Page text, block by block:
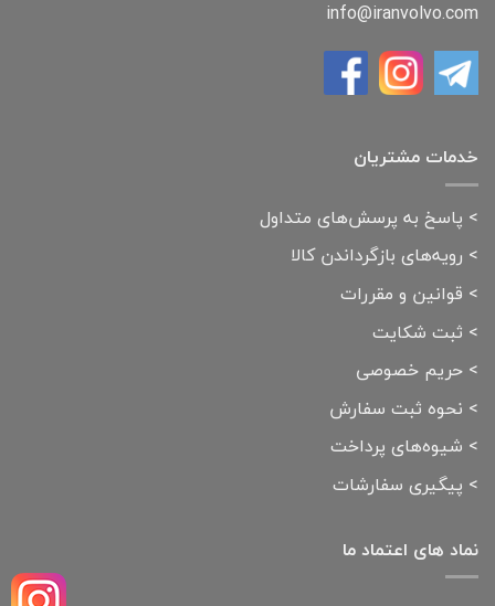
info@iranvolvo.com
خدمات مشتریان
> پاسخ به پرسش‌های متداول
> رویه‌های بازگرداندن کالا
> قوانین و مقررات
> ثبت شکایت
> حریم خصوصی
> نحوه ثبت سفارش
> شیوه‌های پرداخت
> پیگیری سفارشات
نماد های اعتماد ما